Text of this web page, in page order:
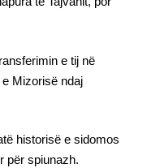
e tij në
Mizorisë ndaj
historisë e sidomos
për spiunazh.